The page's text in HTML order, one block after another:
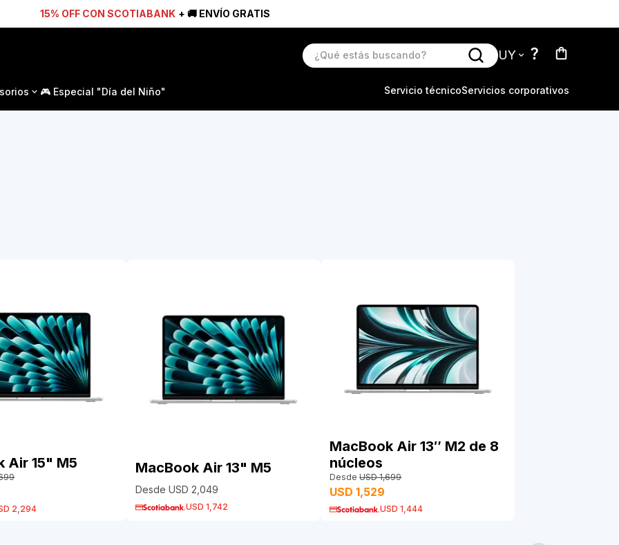
15% OFF CON SCOTIABANK + 🚚 ENVÍO GRATIS
UY
🎮 Especial "Día del Niño" Servicio técnicoServicios corporativos
Air 15" M5
2,294
MacBook Air 13" M5
DesdeUSD 2,049
USD 1,742
MacBook Air 13″ M2 de 8
núcleos
Desde USD 1,699
USD 1,529
USD 1,444